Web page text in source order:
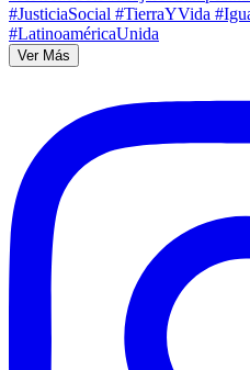
Ver Más